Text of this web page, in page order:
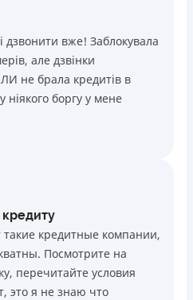
вже! Заблокувала
але дзвінки
не брала кредитів в
ніякого боргу у мене
кредитные компании,
Посмотрите на
перечитайте условия
это я не знаю что